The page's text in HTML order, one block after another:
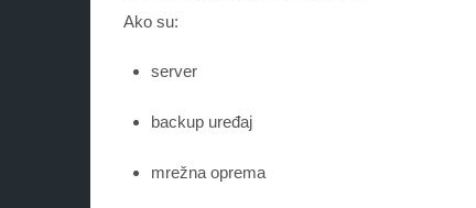
Ako su:
server
backup uređaj
mrežna oprema